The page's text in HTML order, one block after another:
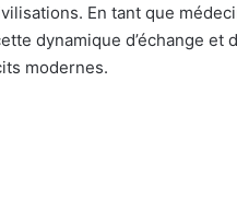
En tant que
dynamique d’échange
modernes.